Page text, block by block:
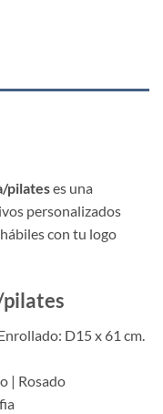
pilateses una
personalizados
con tu logo
D15 x 61 cm.
| Rosado